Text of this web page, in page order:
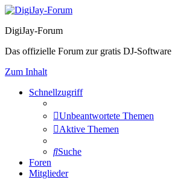
DigiJay-Forum
Das offizielle Forum zur gratis DJ-Software
Zum Inhalt
Schnellzugriff
Unbeantwortete Themen
Aktive Themen
Suche
Foren
Mitglieder